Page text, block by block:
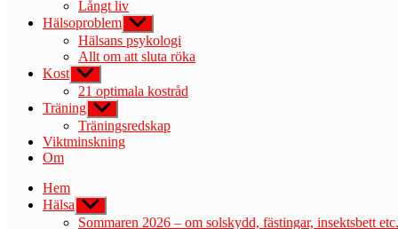
Långt liv
Hälsoproblem Visa
undermeny
Hälsans psykologi
Allt om att sluta röka
Kost Visa
undermeny
21 optimala kostråd
Träning Visa
undermeny
Träningsredskap
Viktminskning
Om
Hem
Hälsa Visa
undermeny
Sommaren 2026 – om solskydd, fästingar, insektsbett etc.